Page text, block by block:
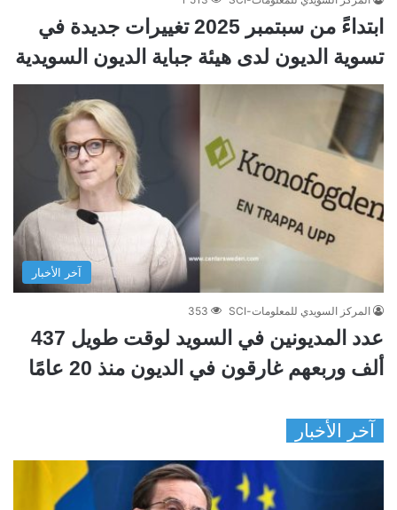
ابتداءً من سبتمبر 2025 تغييرات جديدة في
تسوية الديون لدى هيئة جباية الديون السويدية
آخر الأخبار
المركز السويدي للمعلومات-SCI 353
عدد المديونين في السويد لوقت طويل 437
ألف وربعهم غارقون في الديون منذ 20 عامًا
آخر الأخبار